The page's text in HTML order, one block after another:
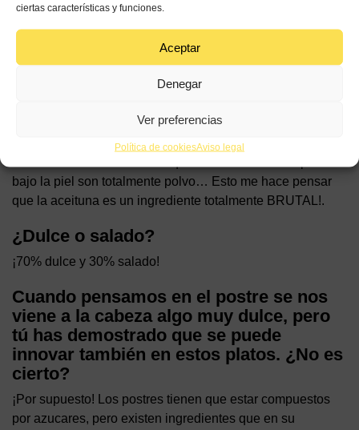
ciertas características y funciones.
Aceptar
Denegar
Ver preferencias
Política de cookiesAviso legal
¿Tienes alguna o algunas variedades
preferidas? ¿Qué te gusta de ellas?
Me gusta mucho la arbequina, aunque según qué quiera
Recientemente regreso de un congreso en la frontera del
Kurdistán sirio, en la frontera turca de Mesopotamia y he
bajo la piel son totalmente polvo… Esto me hace pensar
que la aceituna es un ingrediente totalmente BRUTAL!.
¿Dulce o salado?
¡70% dulce y 30% salado!
Cuando pensamos en el postre se nos
viene a la cabeza algo muy dulce, pero
tú has demostrado que se puede
innovar también en estos platos. ¿No es
cierto?
¡Por supuesto! Los postres tienen que estar compuestos
por azucares, pero existen ingredientes que en su